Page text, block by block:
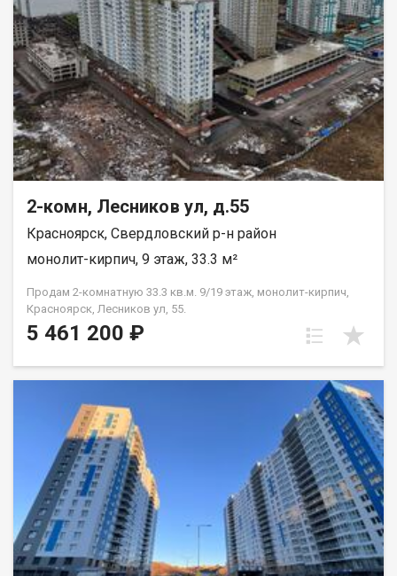
2-комн, Лесников ул, д.55
Красноярск, Свердловский р-н район
монолит-кирпич, 9 этаж, 33.3 м²
Продам 2-комнатную 33.3 кв.м. 9/19 этаж, монолит-кирпич,
Красноярск, Лесников ул, 55.
5 461 200 ₽